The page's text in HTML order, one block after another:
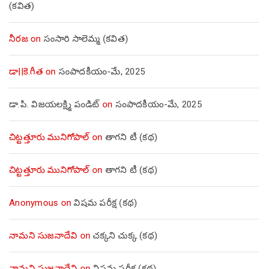
(కవిత)
నీరజon సంసారి సాలెమ్మ (కవిత)
డా||కె.గీత on సంపాదకీయం-మే, 2025
డా.పి. విజయలక్ష్మి పండిట్ on సంపాదకీయం-మే, 2025
చిట్టత్తూరు మునిగోపాల్on తాగని టీ (కథ)
చిట్టత్తూరు మునిగోపాల్on తాగని టీ (కథ)
Anonymous onవిషమ పరీక్ష (క‌థ‌)
నామని సుజనాదేవి onచక్కని చుక్క (కథ)